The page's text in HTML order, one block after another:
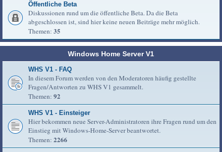
Öffentliche Beta
Diskussionen rund um die öffentliche Beta. Da die Beta
abgeschlossen ist, sind hier keine neuen Beiträge mehr möglich.
Themen: 35
Windows Home Server V1
WHS V1 - FAQ
In diesem Forum werden von den Moderatoren häufig gestellte
Fragen/Antworten zu WHS V1 gesammelt.
Themen: 92
WHS V1 - Einsteiger
Hier bekommen neue Server-Administratoren ihre Fragen rund um den
Einstieg mit Windows-Home-Server beantwortet.
Themen: 2266